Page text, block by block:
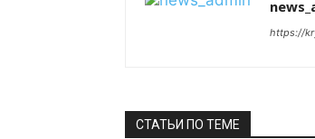
https://
СТАТЬИ ПО ТЕМЕ